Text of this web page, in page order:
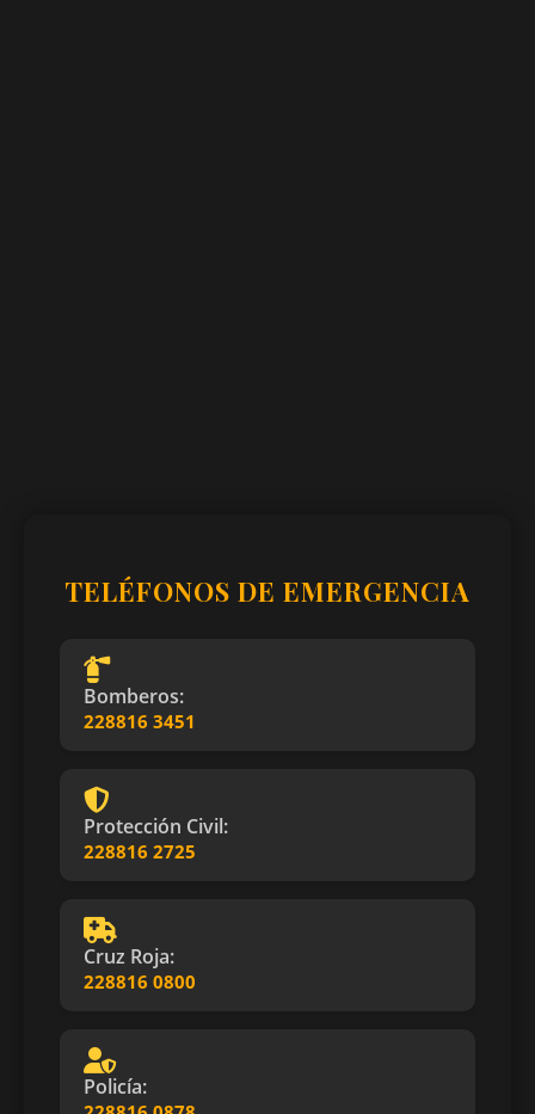
TELÉFONOS DE EMERGENCIA
Bomberos:
228816 3451
Protección Civil:
228816 2725
Cruz Roja:
228816 0800
Policía: